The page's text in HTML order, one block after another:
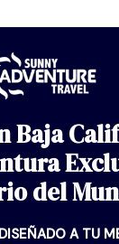
Baja
del
A TU